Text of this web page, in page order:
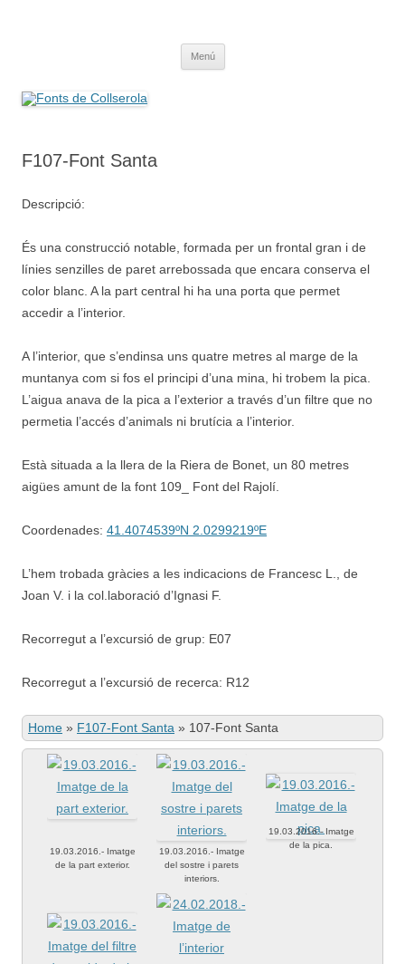
Menú
F107-Font Santa
Descripció:
És una construcció notable, formada per un frontal gran i de
línies senzilles de paret arrebossada que encara conserva el
color blanc. A la part central hi ha una porta que permet
accedir a l’interior.
A l’interior, que s’endinsa uns quatre metres al marge de la
muntanya com si fos el principi d’una mina, hi trobem la pica.
L’aigua anava de la pica a l’exterior a través d’un filtre que no
permetia l’accés d’animals ni brutícia a l’interior.
Està situada a la llera de la Riera de Bonet, un 80 metres
aigües amunt de la font 109_ Font del Rajolí.
Coordenades: 41.4074539ºN 2.0299219ºE
L’hem trobada gràcies a les indicacions de Francesc L., de
Joan V. i la col.laboració d’Ignasi F.
Recorregut a l’excursió de grup: E07
Recorregut a l’excursió de recerca: R12
Home » F107-Font Santa » 107-Font Santa
19.03.2016.- Imatge
de la part exterior.
19.03.2016.- Imatge
del sostre i parets
interiors.
19.03.2016.- Imatge
de la pica.